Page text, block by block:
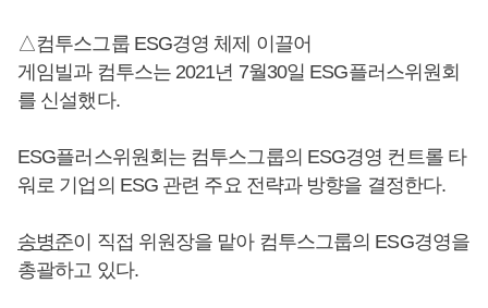
△컴투스그룹 ESG경영 체제 이끌어
게임빌과 컴투스는 2021년 7월30일 ESG플러스위원회
를 신설했다.
ESG플러스위원회는 컴투스그룹의 ESG경영 컨트롤 타
워로 기업의 ESG 관련 주요 전략과 방향을 결정한다.
송병준이 직접 위원장을 맡아 컴투스그룹의 ESG경영을
총괄하고 있다.